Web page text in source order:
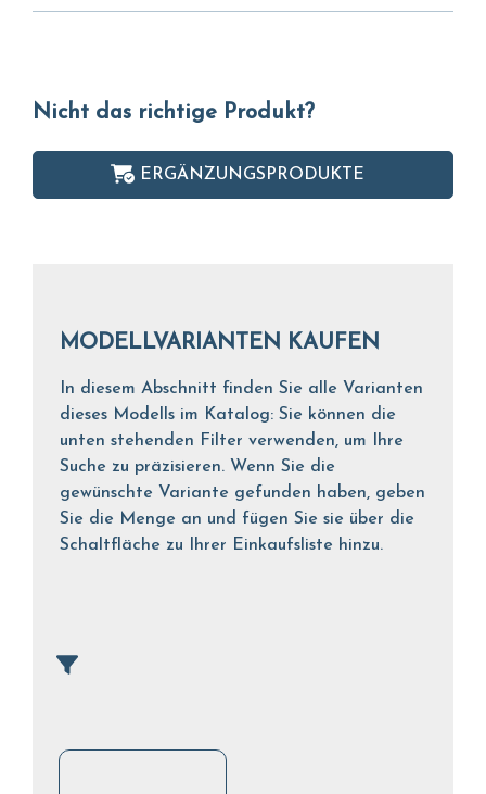
Nicht das richtige Produkt?
ERGÄNZUNGSPRODUKTE
MODELLVARIANTEN KAUFEN
In diesem Abschnitt finden Sie alle Varianten
dieses Modells im Katalog: Sie können die
unten stehenden Filter verwenden, um Ihre
Suche zu präzisieren. Wenn Sie die
gewünschte Variante gefunden haben, geben
Sie die Menge an und fügen Sie sie über die
Schaltfläche zu Ihrer Einkaufsliste hinzu.